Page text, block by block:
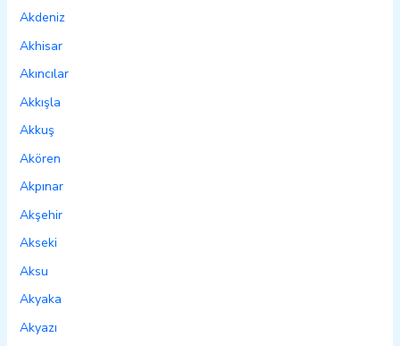
Akdeniz
Akhisar
Akıncılar
Akkışla
Akkuş
Akören
Akpınar
Akşehir
Akseki
Aksu
Akyaka
Akyazı